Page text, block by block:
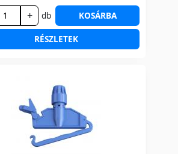
+ db KOSÁRBA
RÉSZLETEK